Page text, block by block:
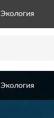
Экология
Экология